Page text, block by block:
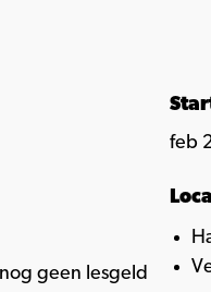
geen lesgeld
feb